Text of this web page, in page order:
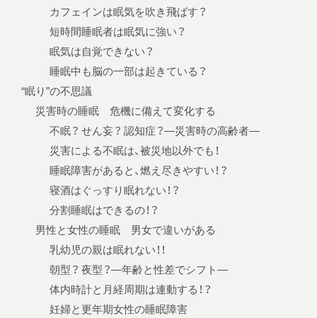
カフェインは眠気を吹き飛ばす？
短時間睡眠者は眠気に強い？
眠気は自覚できない？
睡眠中も脳の一部は起きている？
“眠り”の不思議
災害時の睡眠 危機に備えて変化する
不眠？ せん妄？ 認知症？—災害時の高齢者—
災害による不眠は、被災地以外でも！
睡眠障害があると、燃え尽きやすい！？
寝酒はぐっすり眠れない！？
分割睡眠はできるの！？
男性と女性の睡眠 男女で違いがある
乳幼児の親は眠れない！！
朝型？ 夜型？—年齢と性差でシフト—
体内時計と月経周期は連動する！？
妊婦と更年期女性の睡眠障害